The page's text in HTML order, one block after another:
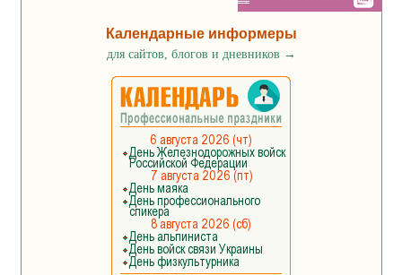
Календарные информеры
для сайтов, блогов и дневников →